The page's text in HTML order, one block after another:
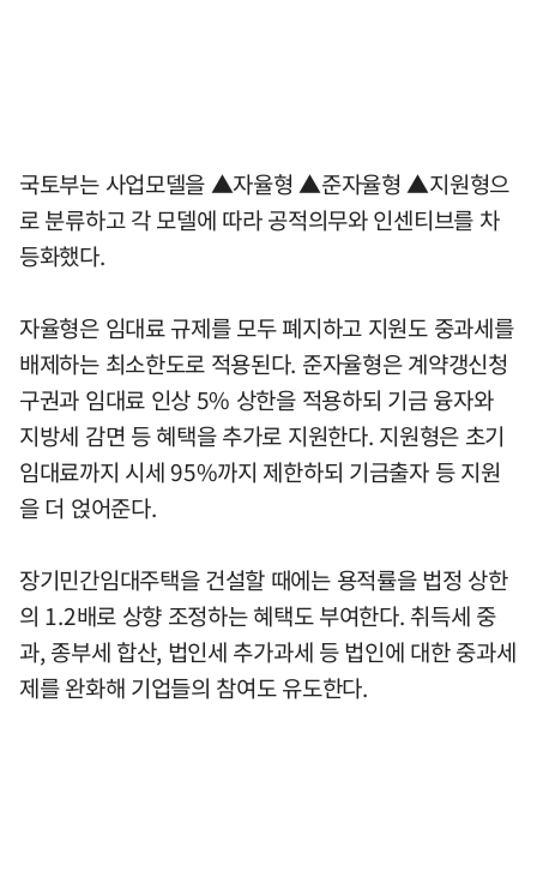
국토부는 사업모델을 ▲자율형 ▲준자율형 ▲지원형으
로 분류하고 각 모델에 따라 공적의무와 인센티브를 차
등화했다.
자율형은 임대료 규제를 모두 폐지하고 지원도 중과세를
배제하는 최소한도로 적용된다. 준자율형은 계약갱신청
구권과 임대료 인상 5% 상한을 적용하되 기금 융자와
지방세 감면 등 혜택을 추가로 지원한다. 지원형은 초기
임대료까지 시세 95%까지 제한하되 기금출자 등 지원
을 더 얹어준다.
장기민간임대주택을 건설할 때에는 용적률을 법정 상한
의 1.2배로 상향 조정하는 혜택도 부여한다. 취득세 중
과, 종부세 합산, 법인세 추가과세 등 법인에 대한 중과세
제를 완화해 기업들의 참여도 유도한다.